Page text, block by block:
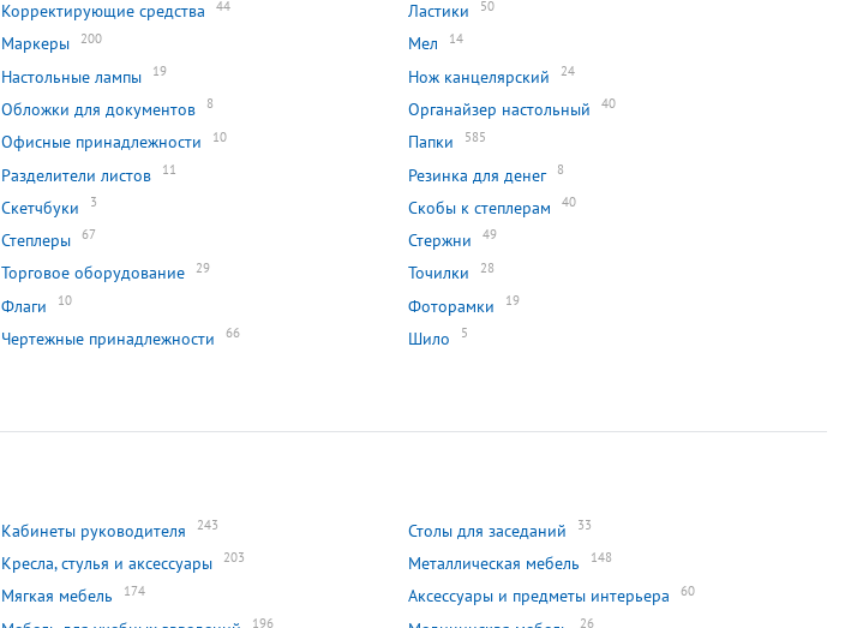
Корректирующие средства 44 Ластики 50
Маркеры 200 Мел 14
Настольные лампы 19 Нож канцелярский 24
Обложки для документов 8 Органайзер настольный 40
Офисные принадлежности 10 Папки 585
Разделители листов 11 Резинка для денег 8
Скетчбуки 3 Скобы к степлерам 40
Степлеры 67 Стержни 49
Торговое оборудование 29 Точилки 28
Флаги 10 Фоторамки 19
Чертежные принадлежности 66 Шило 5
Кабинеты руководителя 243 Столы для заседаний 33
Кресла, стулья и аксессуары 203 Металлическая мебель 148
Мягкая мебель 174 Аксессуары и предметы интерьера 60
196 26